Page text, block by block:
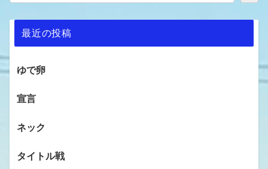
最近の投稿
ゆで卵
宣言
ネック
タイトル戦